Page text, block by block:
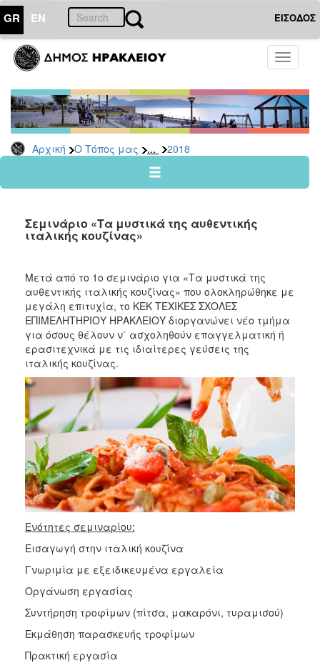
GR EN ΕΙΣΟΔΟΣ
Toggle
Αρχική Ο Τόπος μας ... 2018
ΤΟΠΟΣ
ΜΑΣ
Ανακοινώσεις
Αρχείο
2026
2024
2022
2020
2019
2018
2017
2016
2015
2011
ΔΗΜΟΣ
ΠΟΛΙΤΙΣΜΟΣ
ΑΝΘΕΚΤΙΚΗ
Σεμινάριο «Τα μυστικά της αυθεντικής
ιταλικής κουζίνας»
Μετά από το 1ο σεμινάριο για «Τα μυστικά της
αυθεντικής ιταλικής κουζίνας» που ολοκληρώθηκε με
μεγάλη επιτυχία, το ΚΕΚ ΤΕΧΙΚΕΣ ΣΧΟΛΕΣ
ΕΠΙΜΕΛΗΤΗΡΙΟΥ ΗΡΑΚΛΕΙΟΥ διοργανώνει νέο τμήμα
για όσους θέλουν ν΄ ασχοληθούν επαγγελματική ή
ερασιτεχνικά με τις ιδιαίτερες γεύσεις της
ιταλικής κουζίνας.
Ενότητες σεμιναρίου:
Εισαγωγή στην ιταλική κουζίνα
Γνωριμία με εξειδικευμένα εργαλεία
Οργάνωση εργασίας
Συντήρηση τροφίμων (πίτσα, μακαρόνι, τυραμισού)
Εκμάθηση παρασκευής τροφίμων
Πρακτική εργασία